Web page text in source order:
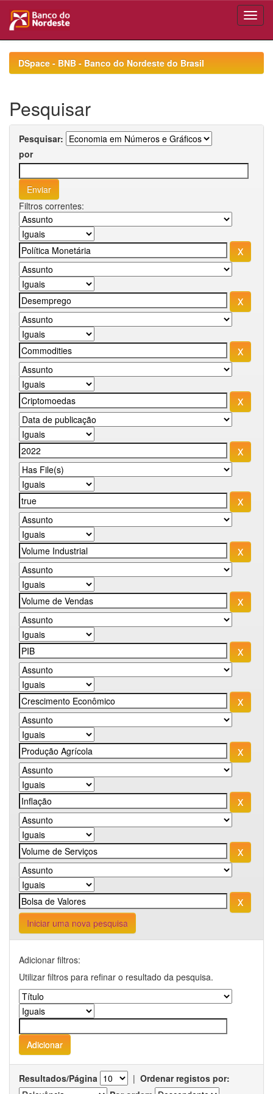
navigationDSpace - BNB - Banco do Nordeste do Brasil
Pesquisar
Pesquisar:
por
Filtros correntes:
Iniciar uma nova pesquisa
Adicionar filtros:
Utilizar filtros para refinar o resultado da pesquisa.
Resultados/Página | Ordenar registos por: